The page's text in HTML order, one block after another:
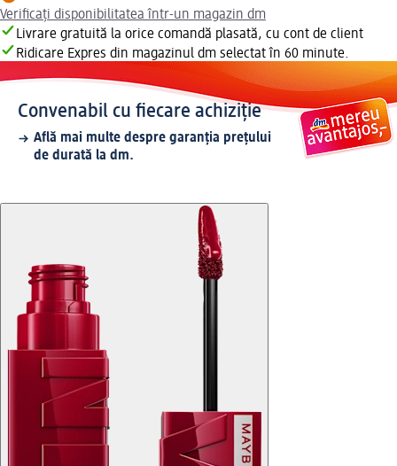
Verificați disponibilitatea într-un magazin dm
Livrare gratuită la orice comandă plasată, cu cont de client
Ridicare Expres din magazinul dm selectat în 60 minute.
Convenabil cu fiecare achiziție
Află mai multe despre garanția prețului
de durată la dm.